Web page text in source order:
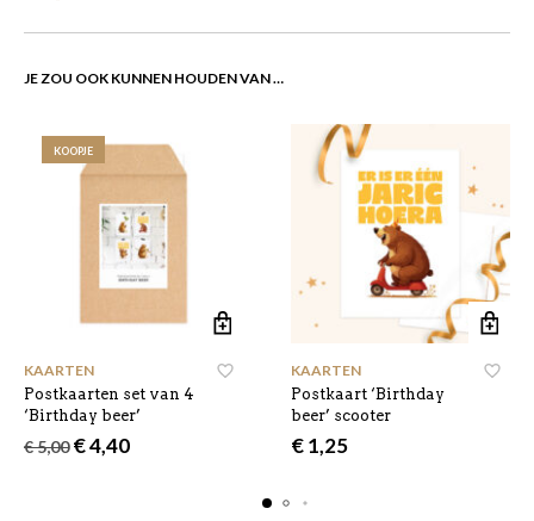
JE ZOU OOK KUNNEN HOUDEN VAN …
KOOPJE
KAARTEN
Postkaarten set van 4
‘Birthday beer’
€5,00 Oorspronkelijke
€4,40Huidige
KAARTEN
Postkaart ‘Birthday
beer’ scooter
€1,25